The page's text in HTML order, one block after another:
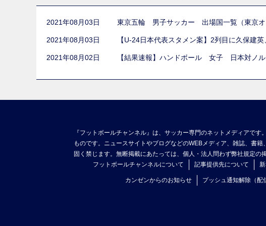
2021年08月03日 東京五輪 男子サッカー 出場国一覧（東京オ
2021年08月03日 【U-24日本代表スタメン案】2列目に久保建
2021年08月02日 【結果速報】ハンドボール 女子 日本対ノ
『フットボールチャンネル』は、サッカー専門のネットメディアで
ものです。ニュースサイトやブログなどのWEBメディア、雑誌、書
固く禁じます。無断掲載にあたっては、個人・法人問わず弊社規定の
フットボールチャンネルについて
記事提供先について
カンゼンからのお知らせ プッシュ通知解除（配